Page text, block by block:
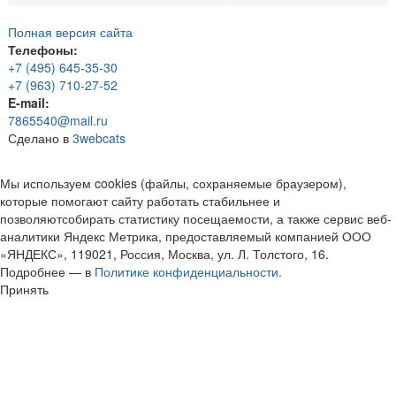
Полная версия сайта
Телефоны:
+7 (495) 645-35-30
+7 (963) 710-27-52
E-mail:
7865540@mail.ru
Сделано в 3webcats
Мы используем cookies (файлы, сохраняемые браузером),
которые помогают сайту работать стабильнее и
позволяютсобирать статистику посещаемости, а также сервис веб-
аналитики Яндекс Метрика, предоставляемый компанией ООО
«ЯНДЕКС», 119021, Россия, Москва, ул. Л. Толстого, 16.
Подробнее — в Политике конфиденциальности.
Принять